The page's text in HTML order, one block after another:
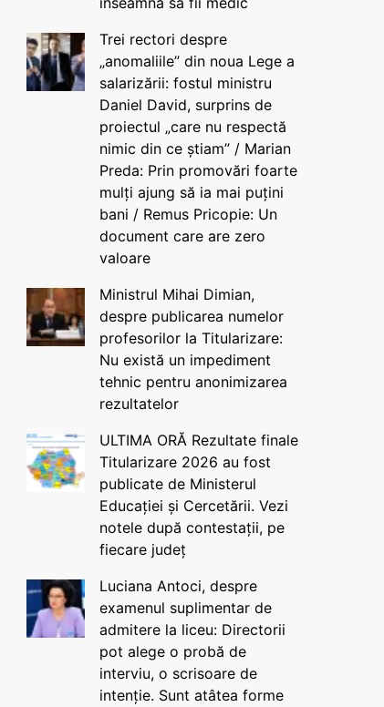
Trei rectori despre
„anomaliile” din noua Lege a
salarizării: fostul ministru
Daniel David, surprins de
proiectul „care nu respectă
nimic din ce știam” / Marian
Preda: Prin promovări foarte
mulți ajung să ia mai puțini
bani / Remus Pricopie: Un
document care are zero
valoare
Ministrul Mihai Dimian,
despre publicarea numelor
profesorilor la Titularizare:
Nu există un impediment
tehnic pentru anonimizarea
rezultatelor
ULTIMA ORĂ Rezultate finale
Titularizare 2026 au fost
publicate de Ministerul
Educației și Cercetării. Vezi
notele după contestații, pe
fiecare județ
Luciana Antoci, despre
examenul suplimentar de
admitere la liceu: Directorii
pot alege o probă de
interviu, o scrisoare de
intenție. Sunt atâtea forme